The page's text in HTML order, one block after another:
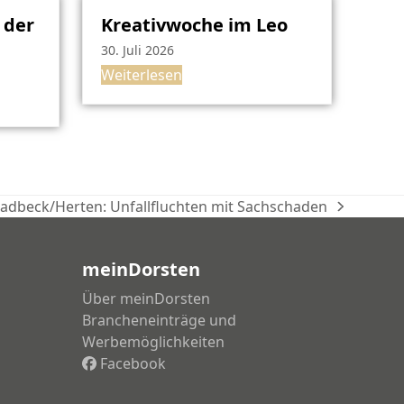
der Kreativwoche im Leo
30. Juli 2026
Weiterlesen
Herten: Unfallfluchten mit Sachschaden
meinDorsten
Über meinDorsten
Brancheneinträge und
Werbemöglichkeiten
Facebook